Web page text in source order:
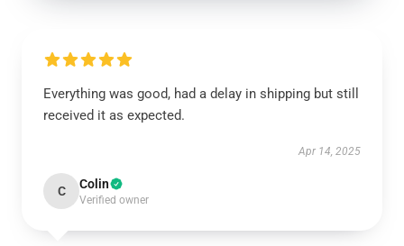
Everything was good, had a delay in shipping but still
received it as expected.
Apr 14, 2025
C Colin
Verified owner